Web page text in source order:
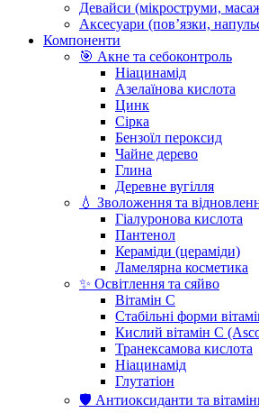
Девайси (мікроструми,
Аксесуари (повʼязки,
Компоненти
🎯 Акне та себоконтроль
Ніацинамід
Азелаїнова кислота
Цинк
Сірка
Бензоїл пероксид
Чайне дерево
Глина
Деревне вугілля
💧 Зволоження та
Гіалуронова кислота
Пантенол
Кераміди (цераміди)
Ламелярна косметика
✨ Освітлення та сяйво
Вітамін С
Стабільні форми
Кислий вітамін С
Транексамова кислота
Ніацинамід
Глутатіон
🛡️ Антиоксиданти та